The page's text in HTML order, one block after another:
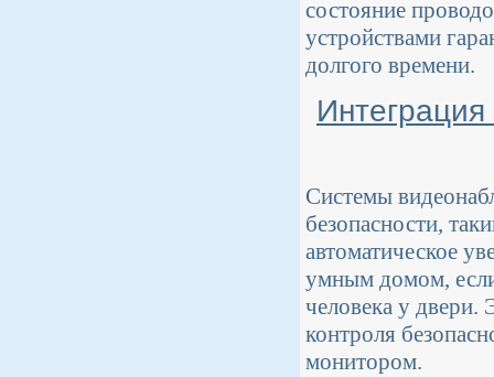
состояние
устройствами
долгого времени.
Системы
безопасности,
автоматическое
умным домом,
человека у двери.
контроля
монитором.